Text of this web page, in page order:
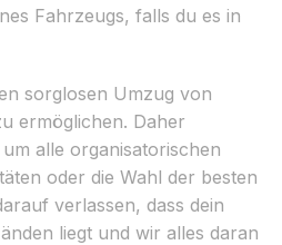
Fahrzeugs, falls du es in
sorglosen Umzug von
ermöglichen. Daher
alle organisatorischen
oder die Wahl der besten
verlassen, dass dein
liegt und wir alles daran